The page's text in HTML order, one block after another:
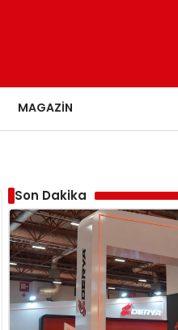
MAGAZIN
Son Dakika